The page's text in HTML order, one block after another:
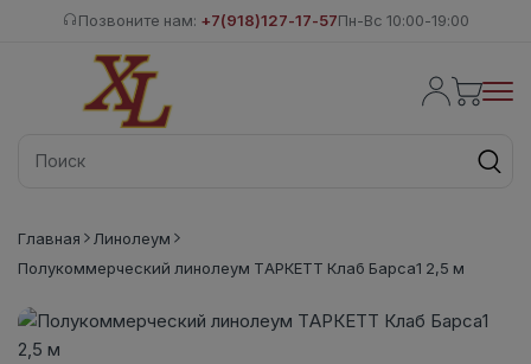
Позвоните нам: +7(918)127-17-57Пн-Вс 10:00-19:00
Главная
Линолеум
Полукоммерческий линолеум ТАРКЕТТ Клаб Барса1 2,5 м